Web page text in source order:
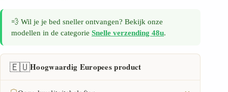
💨 Wil je je bed sneller ontvangen? Bekijk onze
modellen in de categorie Snelle verzending 48u.
🇪🇺Hoogwaardig Europees product